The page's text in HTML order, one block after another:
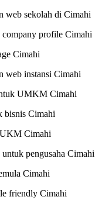
web sekolah di Cimahi
profile Cimahi
Cimahi
web instansi Cimahi
UMKM Cimahi
bisnis Cimahi
Cimahi
pengusaha Cimahi
Cimahi
friendly Cimahi